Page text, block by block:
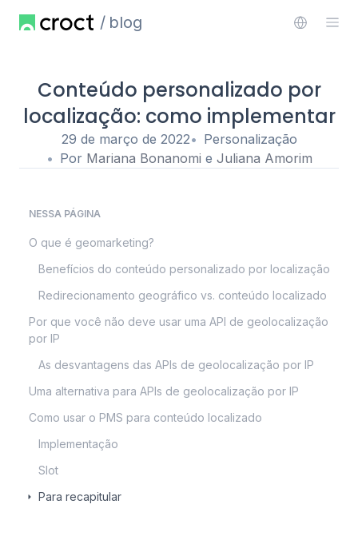
blog
Conteúdo personalizado por
localização: como implementar
29 de março de 2022
Personalização
Por Mariana Bonanomi e Juliana Amorim
NESSA PÁGINA
O que é geomarketing?
Benefícios do conteúdo personalizado por localização
Redirecionamento geográfico vs. conteúdo localizado
Por que você não deve usar uma API de geolocalização
por IP
As desvantagens das APIs de geolocalização por IP
Uma alternativa para APIs de geolocalização por IP
Como usar o PMS para conteúdo localizado
Implementação
Slot
Para recapitular